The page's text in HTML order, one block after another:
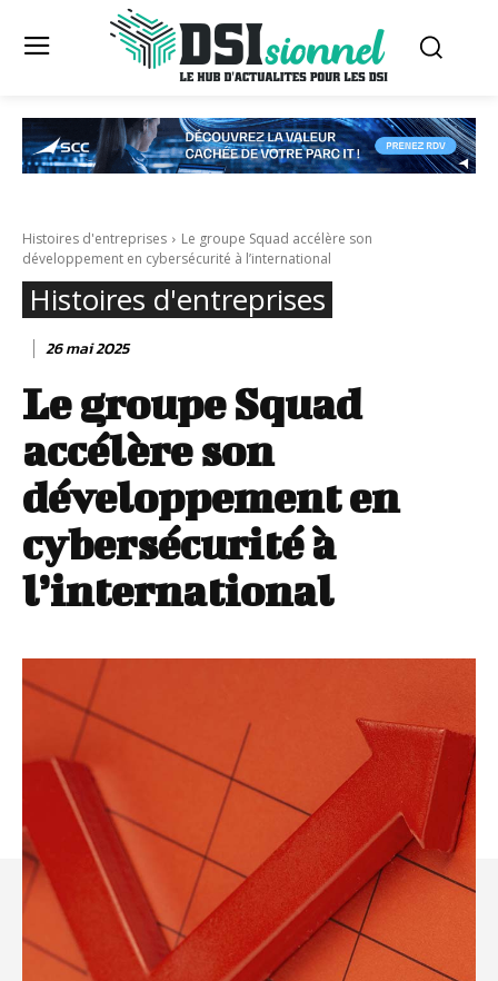
Histoires d'entreprises
Le groupe Squad accélère son
développement en cybersécurité à l’international
Histoires d'entreprises
26 mai 2025
Le groupe Squad
accélère son
développement en
cybersécurité à
l’international